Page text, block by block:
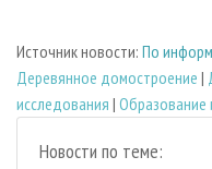
Источник новости: По
Деревянное домостроение |
исследования | Образование
Новости по теме: